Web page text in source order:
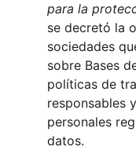
para la
se decretó la
sociedades
sobre Bases
políticas de
responsables
personales
datos.